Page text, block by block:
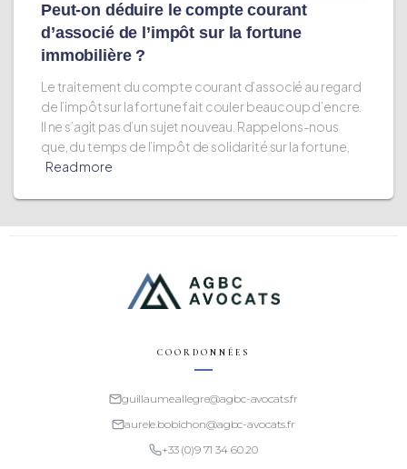
Peut-on déduire le compte courant
d’associé de l’impôt sur la fortune
immobilière ?
Le traitement du compte courant d’associé au regard
de l’impôt sur la fortune fait couler beaucoup d’encre.
Il ne s’agit pas d’un sujet nouveau. Rappelons-nous
que, du temps de l’impôt de solidarité sur la fortune,
Read more
COORDONNÉES
guillaume.allegre@agbc-avocats.fr
aurele.bobichon@agbc-avocats.fr
+33 (0)9 71 34 60 20